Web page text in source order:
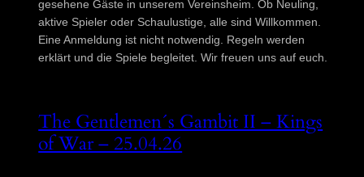
gesehene Gäste in unserem Vereinsheim. Ob Neuling,
aktive Spieler oder Schaulustige, alle sind Willkommen.
Eine Anmeldung ist nicht notwendig. Regeln werden
erklärt und die Spiele begleitet. Wir freuen uns auf euch.
The Gentlemen´s Gambit II – Kings
of War – 25.04.26